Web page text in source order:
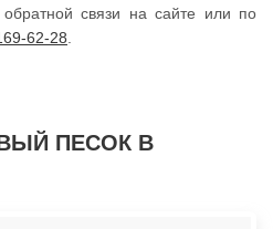
связи на сайте или по
62-28
ПЕСОК В